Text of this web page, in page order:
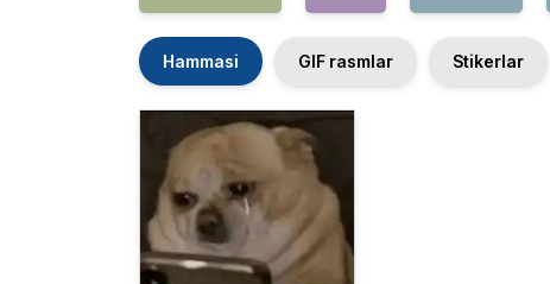
Hammasi GIF rasmlar Stikerlar